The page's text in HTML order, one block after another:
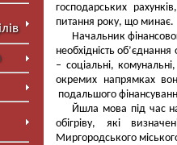
господарських
питання року, що минає.
Начальник
необхідність
– соціальні,
окремих напрямках
подальшого
Йшла мова під час
обігріву, які
Миргородського